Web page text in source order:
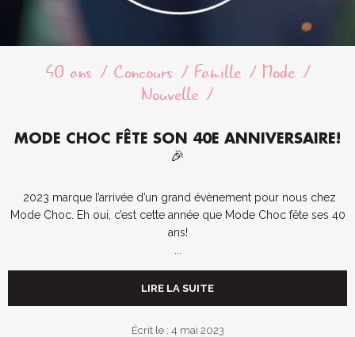
40 ans Concours Famille
Mode
Nouvelle
MODE CHOC FÊTE SON 40E ANNIVERSAIRE!
🎉
2023 marque l’arrivée d’un grand évènement pour nous chez
Mode Choc. Eh oui, c’est cette année que Mode Choc fête ses 40
ans!
LIRE LA SUITE
Écrit le : 4 mai 2023